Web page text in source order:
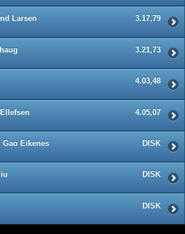
Larsen 3.17,79
3.21,73
4.03,48
4.05,07
Gao Eikenes DISK
DISK
DISK